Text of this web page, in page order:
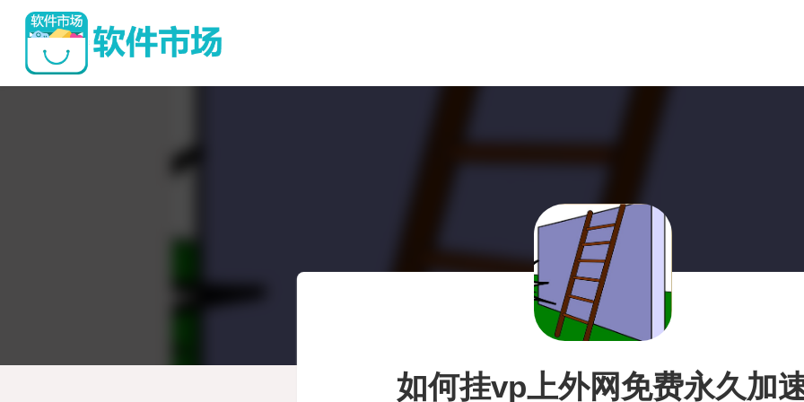
如何挂vp上外网免费永久加